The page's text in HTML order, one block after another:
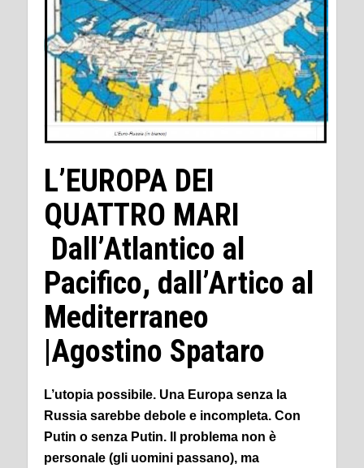
L’EUROPA DEI
QUATTRO MARI
Dall’Atlantico al
Pacifico, dall’Artico al
Mediterraneo
|Agostino Spataro
L’utopia possibile. Una Europa senza la
Russia sarebbe debole e incompleta. Con
Putin o senza Putin. Il problema non è
personale (gli uomini passano), ma